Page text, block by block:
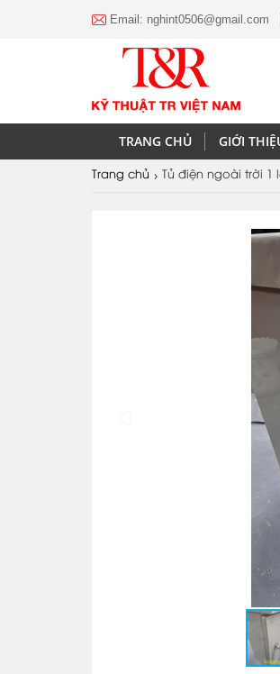
Email: nghint0506@gmail.com
TRANG CHỦ GIỚI
Trang chủ › Tủ điện ngoài trời 1